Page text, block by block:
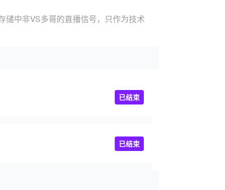
储中非VS多哥的直播信号，只作为技术
已结束
已结束